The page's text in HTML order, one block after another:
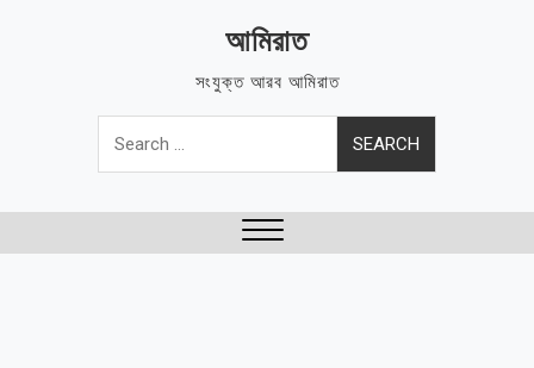
আমিরাত
সংযুক্ত আরব আমিরাত
Search
for: